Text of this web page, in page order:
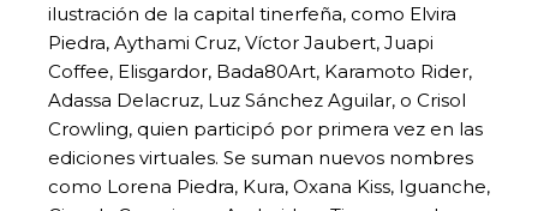
ilustración de la capital tinerfeña, como Elvira
Piedra, Aythami Cruz, Víctor Jaubert, Juapi
Coffee, Elisgardor, Bada80Art, Karamoto Rider,
Adassa Delacruz, Luz Sánchez Aguilar, o Crisol
Crowling, quien participó por primera vez en las
ediciones virtuales. Se suman nuevos nombres
como Lorena Piedra, Kura, Oxana Kiss, Iguanche,